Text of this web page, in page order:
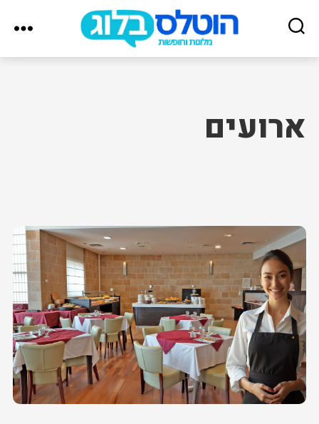
הוטלס
ארועים
Posts
pagination